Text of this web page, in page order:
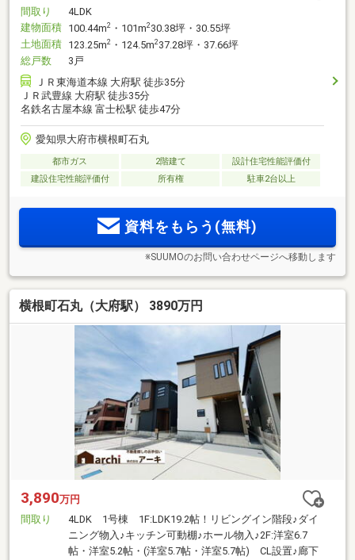
間取り
4LDK
建物面積 100.44m2 ・101m2 30.38坪・30.55坪
土地面積 123.25m2 ・124.5m2 37.28坪・37.66坪
総戸数
3戸
ＪＲ東海道本線 大府駅 徒歩35分
ＪＲ武豊線 大府駅 徒歩35分
名鉄名古屋本線 富士松駅 徒歩47分
愛知県大府市横根町石丸
都市ガス 2階建て
設計住宅性能評価付
建設住宅性能評価付
所有権 駐車2台以上
資料をもらう(無料)
※SUUMOのお問い合わせページへ移動します
横根町石丸（大府駅） 3890万円
3,890万円
間取り
4LDK 1号棟 1F:LDK19.2帖！リビングイン階段♪ダイ
ニング物入♪キッチン可動棚♪ホール物入♪2F:洋室6.7
帖・洋室5.2帖・(洋室5.7帖・洋室5.7帖) CL設置♪廊下